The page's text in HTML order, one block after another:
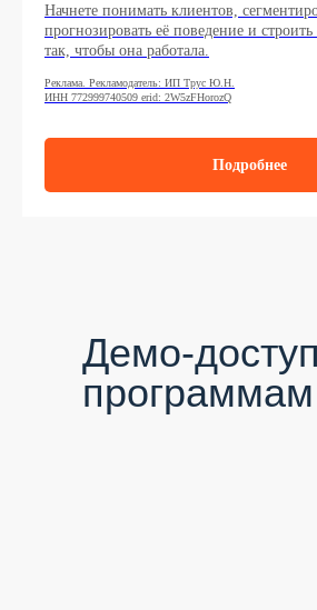
Начнете понимать клиентов,
прогнозировать её поведение и
так, чтобы она работала.
Реклама. Рекламодатель: ИП Трус Ю.Н.
ИНН 772999740509 erid: 2W5zFHorozQ
Подробнее
Демо-
программам